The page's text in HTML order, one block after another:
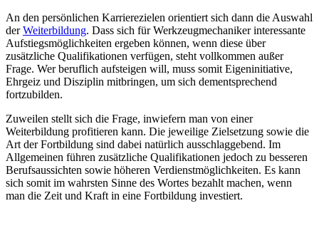
An den persönlichen Karrierezielen orientiert sich dann die Auswahl
derWeiterbildung. Dass sich für Werkzeugmechaniker interessante
Aufstiegsmöglichkeiten ergeben können, wenn diese über
zusätzliche Qualifikationen verfügen, steht vollkommen außer
Frage. Wer beruflich aufsteigen will, muss somit Eigeninitiative,
Ehrgeiz und Disziplin mitbringen, um sich dementsprechend
fortzubilden.
Zuweilen stellt sich die Frage, inwiefern man von einer
Weiterbildung profitieren kann. Die jeweilige Zielsetzung sowie die
Art der Fortbildung sind dabei natürlich ausschlaggebend. Im
Allgemeinen führen zusätzliche Qualifikationen jedoch zu besseren
Berufsaussichten sowie höheren Verdienstmöglichkeiten. Es kann
sich somit im wahrsten Sinne des Wortes bezahlt machen, wenn
man die Zeit und Kraft in eine Fortbildung investiert.